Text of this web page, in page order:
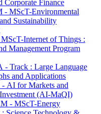
Corporate Finance
- MScT-Environmental
Sustainability
Internet of Things :
Management Program
Track : Large Language
and Applications
AI for Markets and
(AI-MaQI)
- MScT-Energy